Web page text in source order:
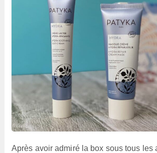
Après avoir admiré la box sous tous les